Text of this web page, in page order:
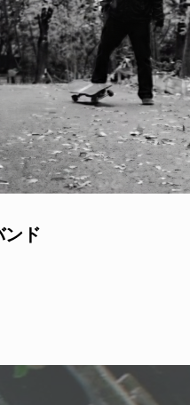
ンド